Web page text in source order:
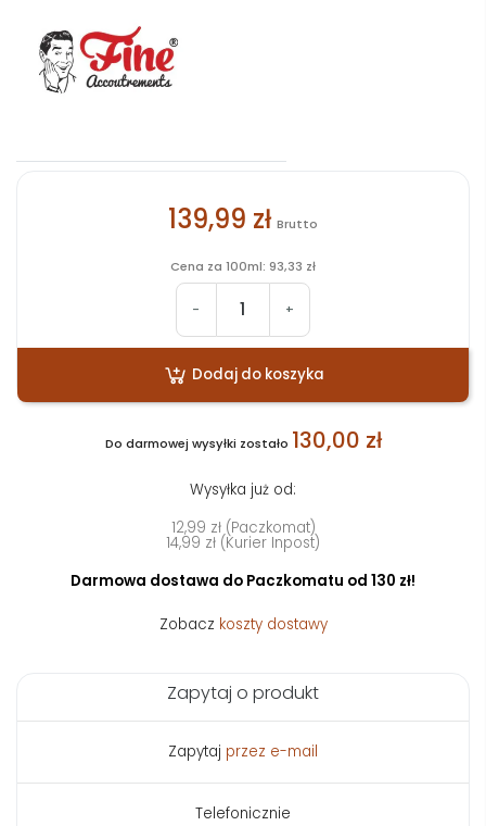
139,99 zł Brutto
Cena za 100ml: 93,33 zł
- +
Dodaj do koszyka
Do darmowej wysyłki zostało 130,00 zł
Wysyłka już od:
12,99 zł (Paczkomat)
14,99 zł (Kurier Inpost)
Darmowa dostawa do Paczkomatu od 130 zł!
Zobacz koszty dostawy
Zapytaj o produkt
Zapytaj przez e-mail
Telefonicznie